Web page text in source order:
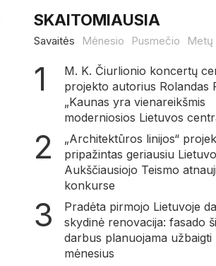
SKAITOMIAUSIA
Savaitės Mėnesio Pusmečio Metų
M. K. Čiurlionio koncertų
projekto autorius Rolandas
„Kaunas yra vienareikšmis
moderniosios Lietuvos
„Architektūros linijos“
pripažintas geriausiu
Aukščiausiojo Teismo
konkurse
Pradėta pirmojo Lietuvoje
skydinė renovacija: fasado
darbus planuojama užbaigti
mėnesius